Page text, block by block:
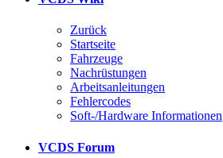
Zurück
Startseite
Fahrzeuge
Nachrüstungen
Arbeitsanleitungen
Fehlercodes
Soft-/Hardware Informationen
VCDS Forum